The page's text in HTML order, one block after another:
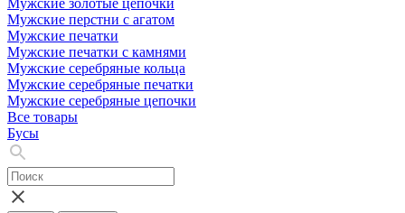
Мужские золотые цепочки
Мужские перстни с агатом
Мужские печатки
Мужские печатки с камнями
Мужские серебряные кольца
Мужские серебряные печатки
Мужские серебряные цепочки
Все товары
Бусы